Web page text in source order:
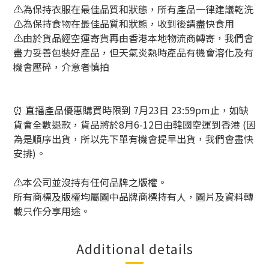
⚠️為保持衣服在最佳品質和狀態，所有產品一律建議乾洗
⚠️為保持食物在最佳品質和狀態，收到後請盡快食用
⚠️由於貨品經空運寄貨再由香港本地物流商轉寄，我們會
盡力妥善包裝好產品，但天氣炎熱時產品有機會溶化及有
機會壓碎，介意者慎拍
⏰ 直播產品優惠購買時限到 7月23日 23:59pm止，如缺
貨會全數退款，貨品將於8月6-12日由韓國空運到香港 (因
為是順序出貨，所以先下單有機會提早出貨，我們會盡快
安排)。
⚠️本公司並沒持有任何品牌之版權。
所有商標及版權均屬圖中品牌商標持有人，圖片及資料轉
載只作分享用途。
Additional details